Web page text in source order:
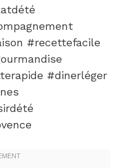
#recettefacile
#dinerléger